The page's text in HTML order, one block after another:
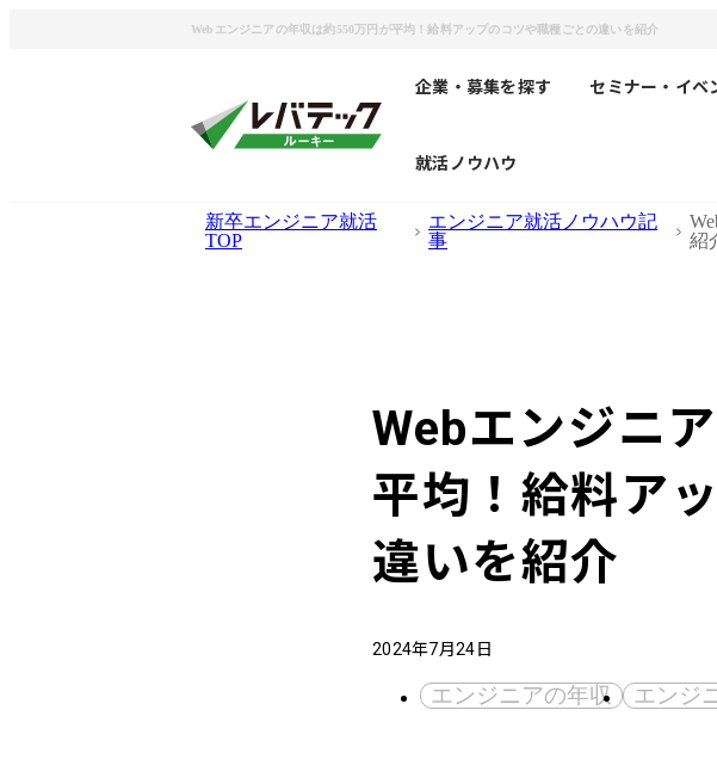
Webエンジニアの年収は約550万円が平均！給料アップのコツや職種ごとの違いを紹介
企業・募集を探す セミナー・イベ
就活ノウハウ
新卒エンジニア就活
TOP
エンジニア就活ノウハウ記
事
紹
Webエンジニ
平均！給料ア
違いを紹介
2024年7月24日
エンジニアの年収 エンジ